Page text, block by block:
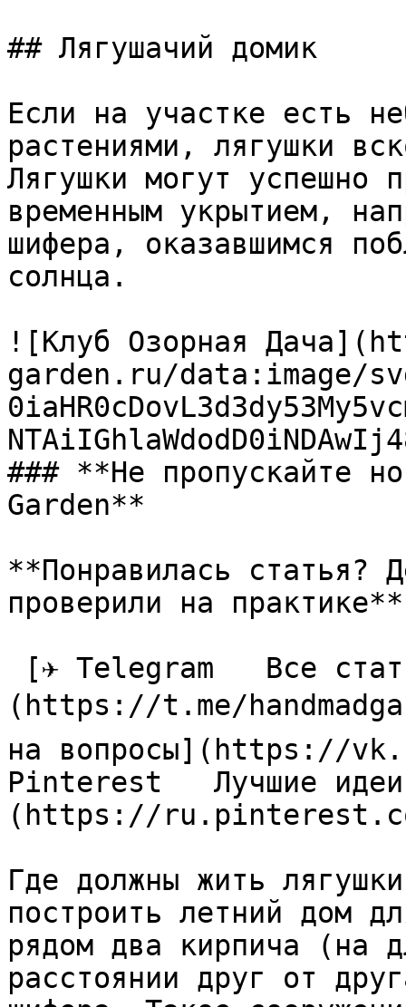
## Лягушачий домик
Если на участке есть
растениями, лягушки
Лягушки могут успешно
временным укрытием,
шифера, оказавшимся
солнца.
![Клуб Озорная
garden.ru/data:image/
### **Не пропускайте
Garden**
**Понравилась статья?
проверили на практике**
(https://t.me/
на вопросы](https://
Pinterest   Лучшие
(https://
Где должны жить
построить летний дом
рядом два кирпича (на
расстоянии друг от